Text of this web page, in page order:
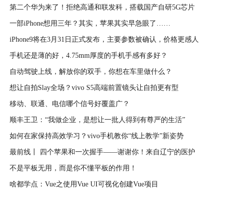
2020-04-09
第二个华为来了！拒绝高通和联发科，搭载国产自研5G芯片
2020-04-09
一部iPhone想用三年？其实，苹果其实早急眼了……
2020-04-08
iPhone9将在3月31日正式发布，主要参数被确认，价格更感人
2020-04-08
手机还是薄的好，4.75mm厚度的手机手感有多好？
2020-04-06
自动驾驶上线，解放你的双手，你想在车里做什么？
2020-04-06
想让自拍Slay全场？vivo S5高端前置镜头让自拍更有型
移动、联通、电信哪个信号好覆盖广？
2020-04-05
顺丰王卫：“我做企业，是想让一批人得到有尊严的生活”
2020-04-04
如何在家保持高效学习？vivo手机教你“线上教学”新姿势
2020-04-03
最前线丨 四个苹果和一次握手——谢谢你！来自辽宁的医护
不是平板无用，而是你不懂平板的作用！
啥都学点：Vue之使用Vue UI可视化创建Vue项目